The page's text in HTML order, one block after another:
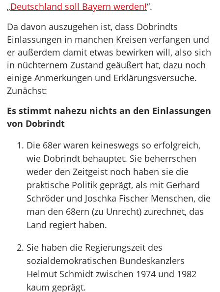
„Deutschland soll Bayern werden!“.
Da davon auszugehen ist, dass Dobrindts
Einlassungen in manchen Kreisen verfangen und
er außerdem damit etwas bewirken will, also sich
in nüchternem Zustand geäußert hat, dazu noch
einige Anmerkungen und Erklärungsversuche.
Zunächst:
Es stimmt nahezu nichts an den Einlassungen
von Dobrindt
Die 68er waren keineswegs so erfolgreich,
wie Dobrindt behauptet. Sie beherrschen
weder den Zeitgeist noch haben sie die
praktische Politik geprägt, als mit Gerhard
Schröder und Joschka Fischer Menschen, die
man den 68ern (zu Unrecht) zurechnet, das
Land regiert haben.
Sie haben die Regierungszeit des
sozialdemokratischen Bundeskanzlers
Helmut Schmidt zwischen 1974 und 1982
kaum geprägt.